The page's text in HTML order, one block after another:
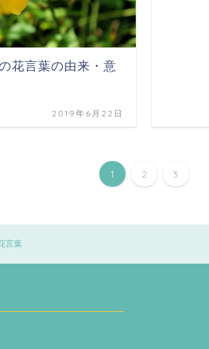
花言葉の由来・意
2019年6月22日
1 2 3
言葉